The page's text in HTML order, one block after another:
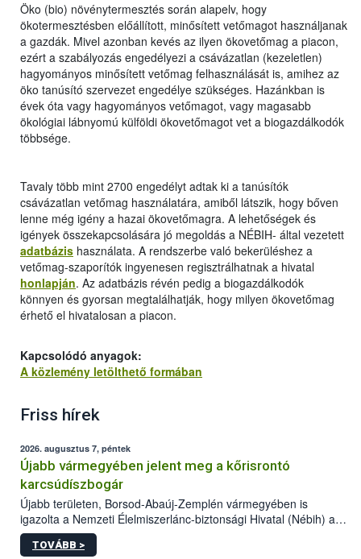
Öko (bio) növénytermesztés során alapelv, hogy
ökotermesztésben előállított, minősített vetőmagot használjanak
a gazdák. Mivel azonban kevés az ilyen ökovetőmag a piacon,
ezért a szabályozás engedélyezi a csávázatlan (kezeletlen)
hagyományos minősített vetőmag felhasználását is, amihez az
öko tanúsító szervezet engedélye szükséges. Hazánkban is
évek óta vagy hagyományos vetőmagot, vagy magasabb
ökológiai lábnyomú külföldi ökovetőmagot vet a biogazdálkodók
többsége.
Tavaly több mint 2700 engedélyt adtak ki a tanúsítók
csávázatlan vetőmag használatára, amiből látszik, hogy bőven
lenne még igény a hazai ökovetőmagra. A lehetőségek és
igények összekapcsolására jó megoldás a NÉBIH- által vezetett
adatbázis használata. A rendszerbe való bekerüléshez a
vetőmag-szaporítók ingyenesen regisztrálhatnak a hivatal
honlapján. Az adatbázis révén pedig a biogazdálkodók
könnyen és gyorsan megtalálhatják, hogy milyen ökovetőmag
érhető el hivatalosan a piacon.
Kapcsolódó anyagok:
A közlemény letölthető formában
Friss hírek
2026. augusztus 7, péntek
Újabb vármegyében jelent meg a kőrisrontó
karcsúdíszbogár
Újabb területen, Borsod-Abaúj-Zemplén vármegyében is
igazolta a Nemzeti Élelmiszerlánc-biztonsági Hivatal (Nébih) a
kőrisrontó karcsúdíszbogár (Agrilus planipennis) jelenlétét. A
kártevőt nem csak színcsapdában találták meg, de már fertőzött
TOVÁBB >